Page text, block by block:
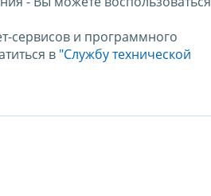
сервисов и программного
в "Службу технической